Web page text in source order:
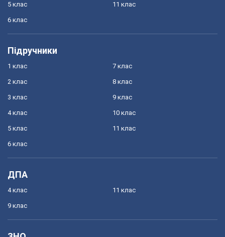
5 клас
6 клас
11 клас
Підручники
1 клас
2 клас
3 клас
4 клас
5 клас
6 клас
7 клас
8 клас
9 клас
10 клас
11 клас
ДПА
4 клас
9 клас
11 клас